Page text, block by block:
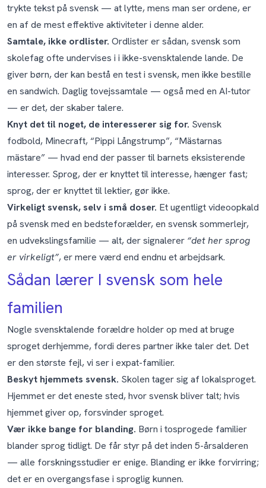
trykte tekst på svensk — at lytte, mens man ser ordene, er
en af de mest effektive aktiviteter i denne alder.
Samtale, ikke ordlister. Ordlister er sådan, svensk som
skolefag ofte undervises i i ikke-svensktalende lande. De
giver børn, der kan bestå en test i svensk, men ikke bestille
en sandwich. Daglig tovejssamtale — også med en AI-tutor
— er det, der skaber talere.
Knyt det til noget, de interesserer sig for. Svensk
fodbold, Minecraft, “Pippi Långstrump”, “Mästarnas
mästare” — hvad end der passer til barnets eksisterende
interesser. Sprog, der er knyttet til interesse, hænger fast;
sprog, der er knyttet til lektier, gør ikke.
Virkeligt svensk, selv i små doser. Et ugentligt videoopkald
på svensk med en bedsteforælder, en svensk sommerlejr,
en udvekslingsfamilie — alt, der signalerer “det her sprog
er virkeligt”, er mere værd end endnu et arbejdsark.
Sådan lærer I svensk som hele
familien
Nogle svensktalende forældre holder op med at bruge
sproget derhjemme, fordi deres partner ikke taler det. Det
er den største fejl, vi ser i expat-familier.
Beskyt hjemmets svensk. Skolen tager sig af lokalsproget.
Hjemmet er det eneste sted, hvor svensk bliver talt; hvis
hjemmet giver op, forsvinder sproget.
Vær ikke bange for blanding. Børn i tosprogede familier
blander sprog tidligt. De får styr på det inden 5-årsalderen
— alle forskningsstudier er enige. Blanding er ikke forvirring;
det er en overgangsfase i sproglig kunnen.